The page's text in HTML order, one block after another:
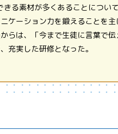
る素材が多くあることについ
ーション力を鍛えることを主
らは、「今まで生徒に言葉で
充実した研修となった。